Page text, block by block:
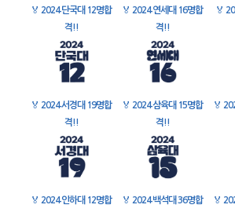
🏅 2024 단국대 12명합
격!!
🏅 2024 연세대 16명합
격!!
🏅
🏅 2024 서경대 19명합
격!!
🏅 2024 삼육대 15명합
격!!
🏅
🏅 2024 인하대 12명합
🏅 2024 백석대 36명합
🏅